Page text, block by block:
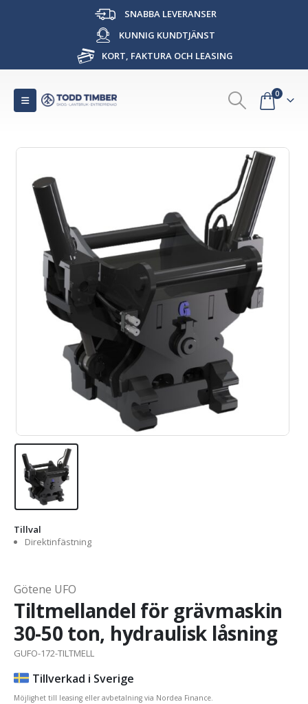
SNABBA LEVERANSER
KUNNIG KUNDTJÄNST
KORT, FAKTURA OCH LEASING
0
Tillval
Direktinfästning
Götene UFO
Tiltmellandel för grävmaskin
30-50 ton, hydraulisk låsning
GUFO-172-TILTMELL
Tillverkad i Sverige
Möjlighet till leasing eller avbetalning via Nordea Finance.